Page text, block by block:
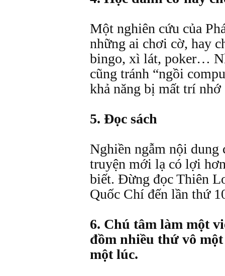
Một nghiên cứu của
những ai chơi cờ, hay
bingo, xì lát, poker…
cũng tránh “ngồi
khả năng bị mất trí
5. Đọc sách
Nghiền ngẫm nội dung
truyện mới lạ có lợi
biết. Đừng đọc Thiên
Quốc Chí đến lần thứ
6. Chú tâm làm một
đồm nhiều thứ vô
một lúc.